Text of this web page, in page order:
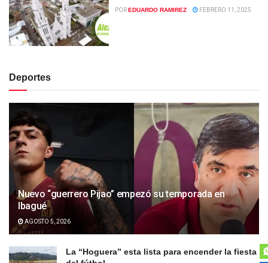
POREDUARDO RAMIREZ FEBRERO 11, 2025
Deportes
Nuevo “guerrero Pijao” empezó su temporada en
Ibagué
AGOSTO 5, 2026
La “Hoguera” esta lista para encender la fiesta